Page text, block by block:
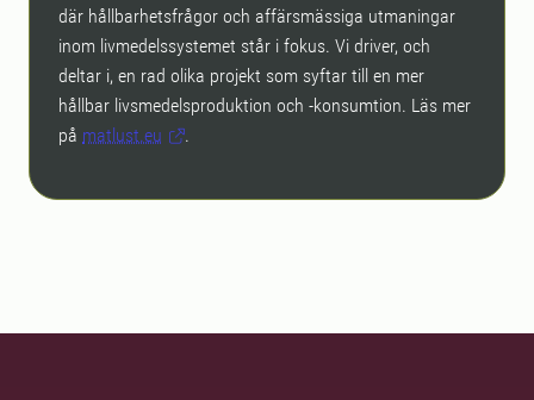
där hållbarhetsfrågor och affärsmässiga utmaningar
inom livmedelssystemet står i fokus. Vi driver, och
deltar i, en rad olika projekt som syftar till en mer
hållbar livsmedelsproduktion och -konsumtion. Läs mer
på matlust.eu .